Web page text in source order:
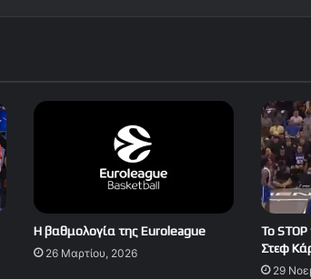
Η βαθμολογία της Euroleague
26 Μαρτίου, 2026
Το
Στεφ
29